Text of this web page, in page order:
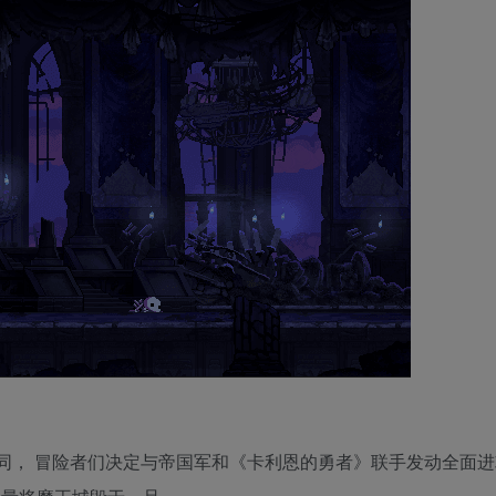
冒险者们决定与帝国军和《卡利恩的勇者》联手发动全面